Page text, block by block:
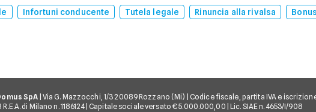
Infortuni conducente Tutela legale Rinuncia alla rivalsa
SpA | Via G. Mazzocchi, 1/3 20089 Rozzano (Mi) | Codice fiscale, partita IVA e
R.E.A. di Milano n. 1186124 | Capitale sociale versato € 5.000.000,00 | Lic. SIAE n. 4653/I/908